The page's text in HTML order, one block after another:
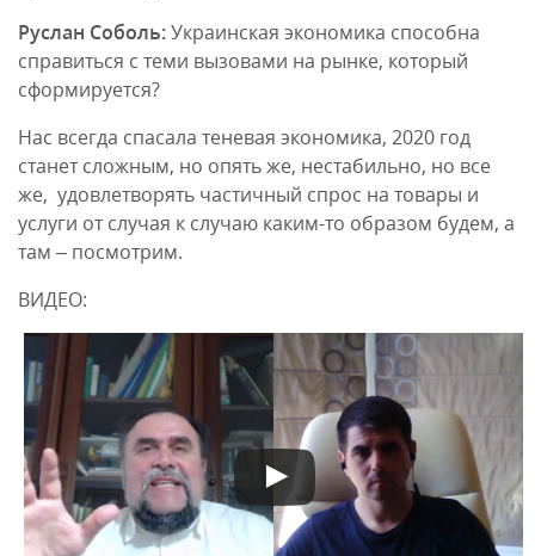
Руслан Соболь:Украинская экономика способна
справиться с теми вызовами на рынке, который
сформируется?
Нас всегда спасала теневая экономика, 2020 год
станет сложным, но опять же, нестабильно, но все
же, удовлетворять частичный спрос на товары и
услуги от случая к случаю каким-то образом будем, а
там – посмотрим.
ВИДЕО: